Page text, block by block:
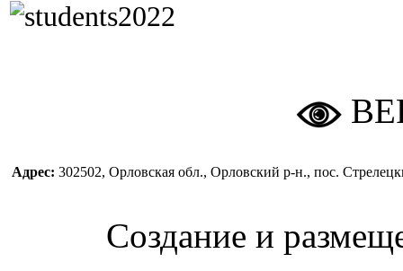
Адрес: 302502, Орловская обл., Орловский р-н., пос.
Создание и